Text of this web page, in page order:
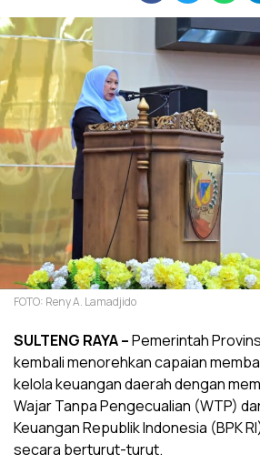
FOTO: Reny A. Lamadjido
SULTENG RAYA –Pemerintah
kembali menorehkan capaian
kelola keuangan daerah dengan
Wajar Tanpa Pengecualian (WTP)
Keuangan Republik Indonesia (BPK
secara berturut-turut.